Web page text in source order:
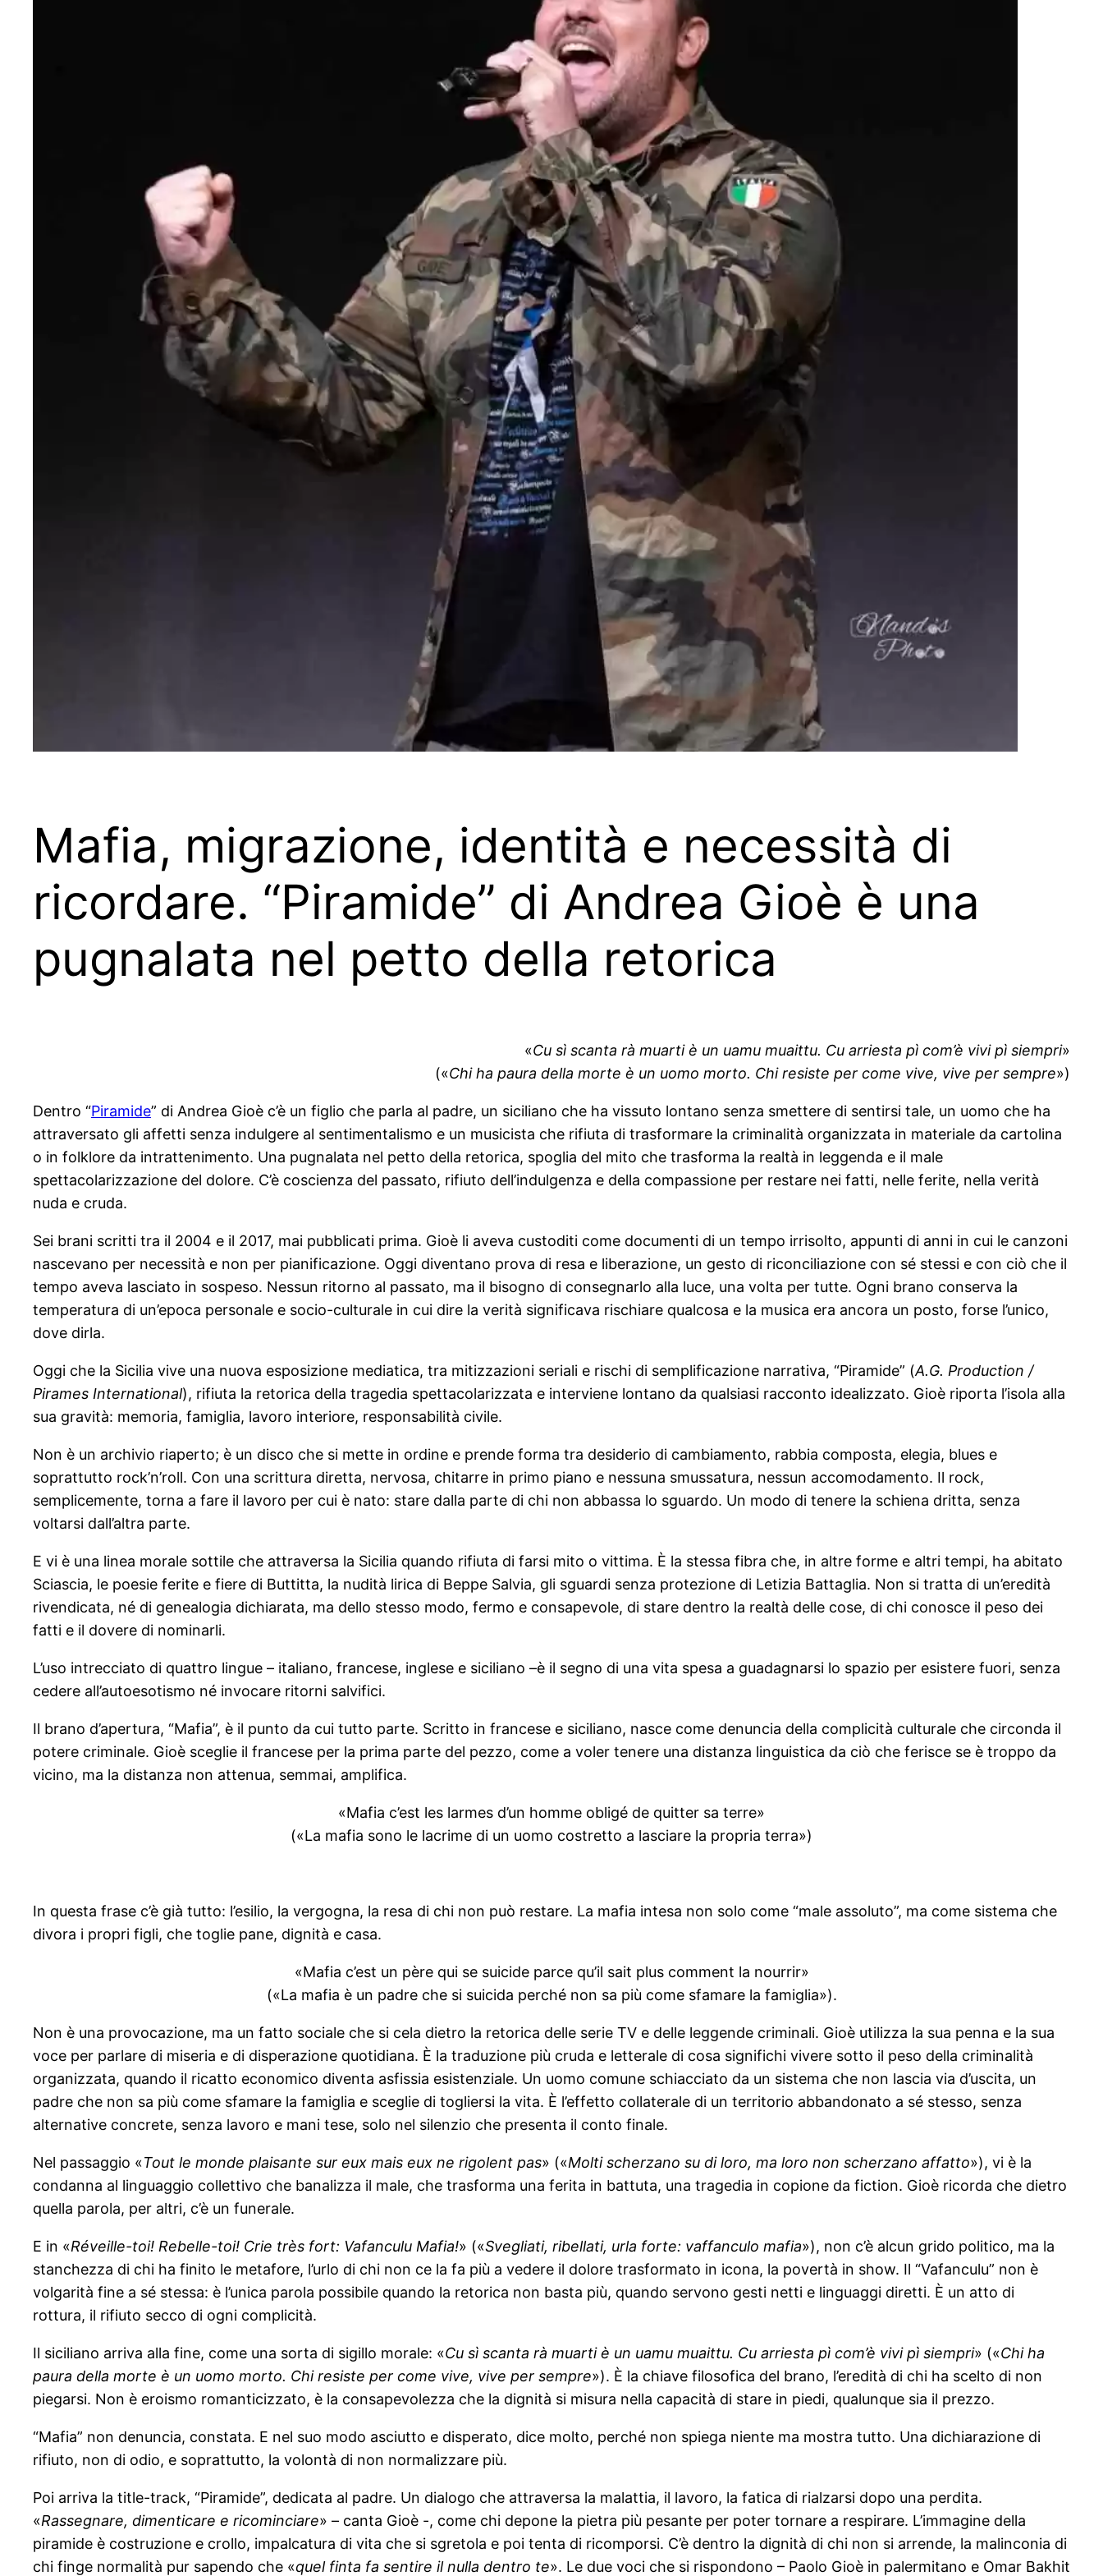
Mafia, migrazione, identità e necessità di
ricordare. “Piramide” di Andrea Gioè è una
pugnalata nel petto della retorica
«Cu sì scanta rà muarti è un uamu muaittu. Cu arriesta pì com’è vivi pì siempri»
(«Chi ha paura della morte è un uomo morto. Chi resiste per come vive, vive per sempre»)
Dentro “Piramide” di Andrea Gioè c’è un figlio che parla al padre, un siciliano che ha vissuto lontano senza smettere di sentirsi tale, un uomo che ha
attraversato gli affetti senza indulgere al sentimentalismo e un musicista che rifiuta di trasformare la criminalità organizzata in materiale da cartolina
o in folklore da intrattenimento. Una pugnalata nel petto della retorica, spoglia del mito che trasforma la realtà in leggenda e il male
spettacolarizzazione del dolore. C’è coscienza del passato, rifiuto dell’indulgenza e della compassione per restare nei fatti, nelle ferite, nella verità
nuda e cruda.
Sei brani scritti tra il 2004 e il 2017, mai pubblicati prima. Gioè li aveva custoditi come documenti di un tempo irrisolto, appunti di anni in cui le canzoni
nascevano per necessità e non per pianificazione. Oggi diventano prova di resa e liberazione, un gesto di riconciliazione con sé stessi e con ciò che il
tempo aveva lasciato in sospeso. Nessun ritorno al passato, ma il bisogno di consegnarlo alla luce, una volta per tutte. Ogni brano conserva la
temperatura di un’epoca personale e socio-culturale in cui dire la verità significava rischiare qualcosa e la musica era ancora un posto, forse l’unico,
dove dirla.
Oggi che la Sicilia vive una nuova esposizione mediatica, tra mitizzazioni seriali e rischi di semplificazione narrativa, “Piramide” (A.G. Production /
Pirames International), rifiuta la retorica della tragedia spettacolarizzata e interviene lontano da qualsiasi racconto idealizzato. Gioè riporta l’isola alla
sua gravità: memoria, famiglia, lavoro interiore, responsabilità civile.
Non è un archivio riaperto; è un disco che si mette in ordine e prende forma tra desiderio di cambiamento, rabbia composta, elegia, blues e
soprattutto rock’n’roll. Con una scrittura diretta, nervosa, chitarre in primo piano e nessuna smussatura, nessun accomodamento. Il rock,
semplicemente, torna a fare il lavoro per cui è nato: stare dalla parte di chi non abbassa lo sguardo. Un modo di tenere la schiena dritta, senza
voltarsi dall’altra parte.
E vi è una linea morale sottile che attraversa la Sicilia quando rifiuta di farsi mito o vittima. È la stessa fibra che, in altre forme e altri tempi, ha abitato
Sciascia, le poesie ferite e fiere di Buttitta, la nudità lirica di Beppe Salvia, gli sguardi senza protezione di Letizia Battaglia. Non si tratta di un’eredità
rivendicata, né di genealogia dichiarata, ma dello stesso modo, fermo e consapevole, di stare dentro la realtà delle cose, di chi conosce il peso dei
fatti e il dovere di nominarli.
L’uso intrecciato di quattro lingue – italiano, francese, inglese e siciliano –è il segno di una vita spesa a guadagnarsi lo spazio per esistere fuori, senza
cedere all’autoesotismo né invocare ritorni salvifici.
Il brano d’apertura, “Mafia”, è il punto da cui tutto parte. Scritto in francese e siciliano, nasce come denuncia della complicità culturale che circonda il
potere criminale. Gioè sceglie il francese per la prima parte del pezzo, come a voler tenere una distanza linguistica da ciò che ferisce se è troppo da
vicino, ma la distanza non attenua, semmai, amplifica.
«Mafia c’est les larmes d’un homme obligé de quitter sa terre»
(«La mafia sono le lacrime di un uomo costretto a lasciare la propria terra»)
In questa frase c’è già tutto: l’esilio, la vergogna, la resa di chi non può restare. La mafia intesa non solo come “male assoluto”, ma come sistema che
divora i propri figli, che toglie pane, dignità e casa.
«Mafia c’est un père qui se suicide parce qu’il sait plus comment la nourrir»
(«La mafia è un padre che si suicida perché non sa più come sfamare la famiglia»).
Non è una provocazione, ma un fatto sociale che si cela dietro la retorica delle serie TV e delle leggende criminali. Gioè utilizza la sua penna e la sua
voce per parlare di miseria e di disperazione quotidiana. È la traduzione più cruda e letterale di cosa significhi vivere sotto il peso della criminalità
organizzata, quando il ricatto economico diventa asfissia esistenziale. Un uomo comune schiacciato da un sistema che non lascia via d’uscita, un
padre che non sa più come sfamare la famiglia e sceglie di togliersi la vita. È l’effetto collaterale di un territorio abbandonato a sé stesso, senza
alternative concrete, senza lavoro e mani tese, solo nel silenzio che presenta il conto finale.
Nel passaggio «Tout le monde plaisante sur eux mais eux ne rigolent pas» («Molti scherzano su di loro, ma loro non scherzano affatto»), vi è la
condanna al linguaggio collettivo che banalizza il male, che trasforma una ferita in battuta, una tragedia in copione da fiction. Gioè ricorda che dietro
quella parola, per altri, c’è un funerale.
E in «Réveille-toi! Rebelle-toi! Crie très fort: Vafanculu Mafia!» («Svegliati, ribellati, urla forte: vaffanculo mafia»), non c’è alcun grido politico, ma la
stanchezza di chi ha finito le metafore, l’urlo di chi non ce la fa più a vedere il dolore trasformato in icona, la povertà in show. Il “Vafanculu” non è
volgarità fine a sé stessa: è l’unica parola possibile quando la retorica non basta più, quando servono gesti netti e linguaggi diretti. È un atto di
rottura, il rifiuto secco di ogni complicità.
Il siciliano arriva alla fine, come una sorta di sigillo morale: «Cu sì scanta rà muarti è un uamu muaittu. Cu arriesta pì com’è vivi pì siempri» («Chi ha
paura della morte è un uomo morto. Chi resiste per come vive, vive per sempre»). È la chiave filosofica del brano, l’eredità di chi ha scelto di non
piegarsi. Non è eroismo romanticizzato, è la consapevolezza che la dignità si misura nella capacità di stare in piedi, qualunque sia il prezzo.
“Mafia” non denuncia, constata. E nel suo modo asciutto e disperato, dice molto, perché non spiega niente ma mostra tutto. Una dichiarazione di
rifiuto, non di odio, e soprattutto, la volontà di non normalizzare più.
Poi arriva la title-track, “Piramide”, dedicata al padre. Un dialogo che attraversa la malattia, il lavoro, la fatica di rialzarsi dopo una perdita.
«Rassegnare, dimenticare e ricominciare» – canta Gioè -, come chi depone la pietra più pesante per poter tornare a respirare. L’immagine della
piramide è costruzione e crollo, impalcatura di vita che si sgretola e poi tenta di ricomporsi. C’è dentro la dignità di chi non si arrende, la malinconia di
chi finge normalità pur sapendo che «quel finta fa sentire il nulla dentro te». Le due voci che si rispondono – Paolo Gioè in palermitano e Omar Bakhit